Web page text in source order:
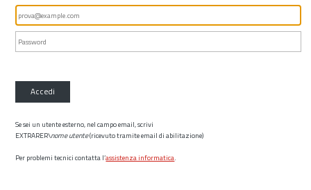
Accedi
Se sei un utente esterno, nel campo email, scrivi
EXTRARER\nome utente(ricevuto tramite email di abilitazione)
Per problemi tecnici contatta l’assistenza informatica.